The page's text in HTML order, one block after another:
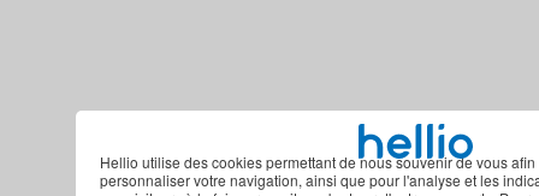
Hellio utilise des cookies permettant de nous souvenir de vous
personnaliser votre navigation, ainsi que pour l'analyse et les